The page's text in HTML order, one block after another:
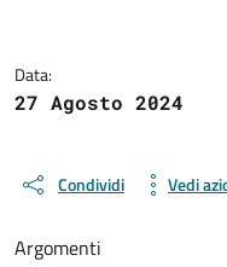
Data:
27 Agosto 2024
Condividi Vedi
Argomenti